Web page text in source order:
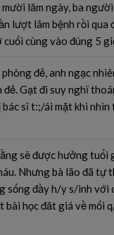
lăm ngày, ba
lượt lâm bệnh rồi qua
cùng vào đúng 5
đẻ, anh ngạc
đẻ. Gạt đi suy nghĩ
sĩ t:;/ái mặt khi nhìn
sẽ được hưởng tuổi
Nhưng bà lão đã tự
sống đầy h/y s/inh với
bài học đăt giá về mối